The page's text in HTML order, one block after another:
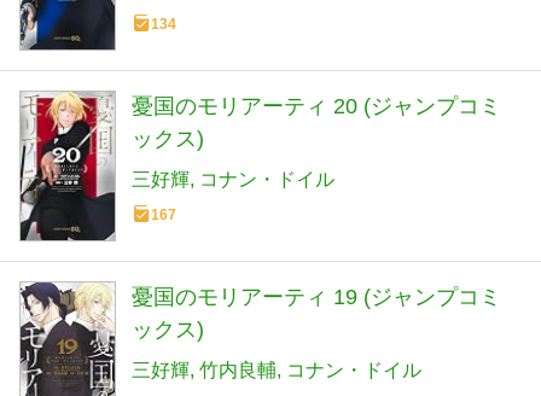
134
憂国のモリアーティ 20 (ジャンプコミ
ックス)
三好輝 コナン・ドイル
167
憂国のモリアーティ 19 (ジャンプコミ
ックス)
三好輝 竹内良輔 コナン・ドイル